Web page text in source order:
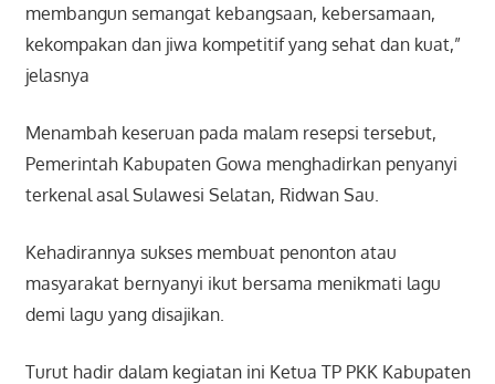
membangun semangat kebangsaan, kebersamaan,
kekompakan dan jiwa kompetitif yang sehat dan kuat,”
jelasnya
Menambah keseruan pada malam resepsi tersebut,
Pemerintah Kabupaten Gowa menghadirkan penyanyi
terkenal asal Sulawesi Selatan, Ridwan Sau.
Kehadirannya sukses membuat penonton atau
masyarakat bernyanyi ikut bersama menikmati lagu
demi lagu yang disajikan.
Turut hadir dalam kegiatan ini Ketua TP PKK Kabupaten